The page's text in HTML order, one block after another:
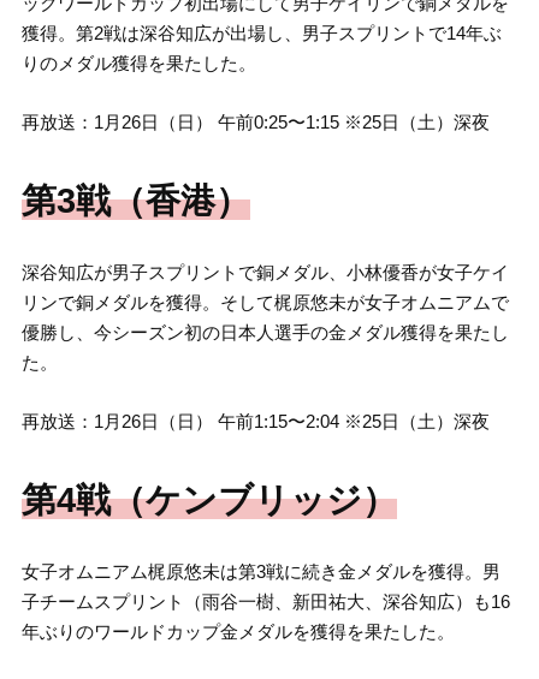
獲得。第2戦は深谷知広が出場し、男子スプリントで14年ぶ
りのメダル獲得を果たした。
再放送：1月26日（日） 午前0:25〜1:15 ※25日（土）深夜
第3戦（香港）
深谷知広が男子スプリントで銅メダル、小林優香が女子ケイ
リンで銅メダルを獲得。そして梶原悠未が女子オムニアムで
優勝し、今シーズン初の日本人選手の金メダル獲得を果たし
た。
再放送：1月26日（日） 午前1:15〜2:04 ※25日（土）深夜
第4戦（ケンブリッジ）
女子オムニアム梶原悠未は第3戦に続き金メダルを獲得。男
子チームスプリント（雨谷一樹、新田祐大、深谷知広）も16
年ぶりのワールドカップ金メダルを獲得を果たした。